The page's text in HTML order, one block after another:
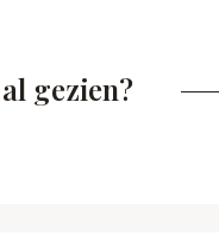
gezien?